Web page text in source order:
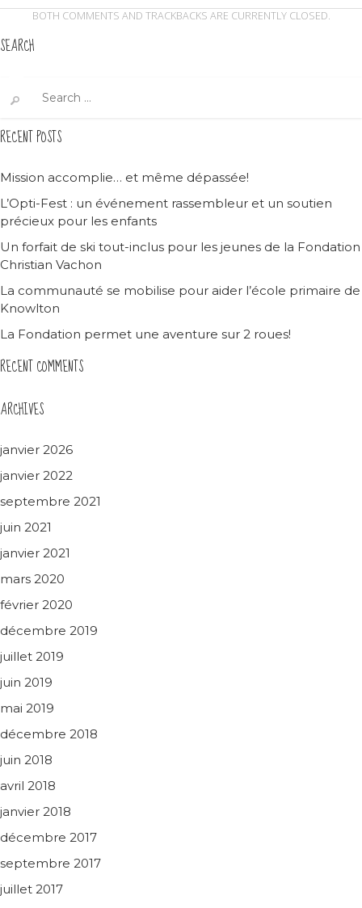
BOTH COMMENTS AND TRACKBACKS ARE CURRENTLY CLOSED.
SEARCH
for:
RECENT POSTS
Mission accomplie… et même dépassée!
L’Opti-Fest : un événement rassembleur et un soutien
précieux pour les enfants
Un forfait de ski tout-inclus pour les jeunes de la Fondation
Christian Vachon
La communauté se mobilise pour aider l’école primaire de
Knowlton
La Fondation permet une aventure sur 2 roues!
RECENT COMMENTS
ARCHIVES
janvier 2026
janvier 2022
septembre 2021
juin 2021
janvier 2021
mars 2020
février 2020
décembre 2019
juillet 2019
juin 2019
mai 2019
décembre 2018
juin 2018
avril 2018
janvier 2018
décembre 2017
septembre 2017
juillet 2017